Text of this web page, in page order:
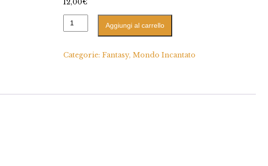
12,00€
Aggiungi al carrello
Categorie: Fantasy, Mondo Incantato